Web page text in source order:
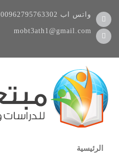
00962795763302 واتس اب
mobt3ath1@gmail.com
الرئيسية